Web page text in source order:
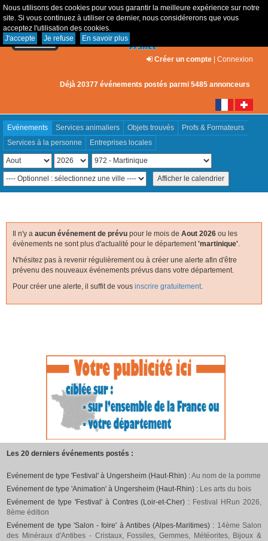
Nous utilisons des cookies pour vous garantir la meilleure expérience sur notre
site. Si vous continuez à utiliser ce dernier, nous considérerons que vous
acceptez l'utilisation des cookies.
J'accepte
Je refuse En savoir plus
Créer un compte | Connexion
Déjà 20377 événements postés parmi 5485 annonceurs
Evénements Services animaliers Objets trouvés
Profs & Formateurs
Services à la personne
Entreprises locales
Il n'y a aucun événement de prévu pour le mois de Aout 2026 ou les
évènements ne sont plus d'actualité pour le département 'martinique'
N'hésitez pas à revenir régulièrement ou à créer une alerte afin d'être
prévenu des nouveaux événements prévus dans votre département.
Pour créer une alerte, il suffit de vous inscrire gratuitement
Les 20 derniers événements postés :
Evénement de type 'Festival' à Ungersheim (Haut-Rhin) :Au nom de la pomme
Evénement de type 'Animation' à Ungersheim (Haut-Rhin) : Les arts du bois
Evénement de type 'Festival' à Contres (Loir-et-Cher) : Festival HRun 2026,
8ème édition
Evénement de type 'Salon - foire' à Antibes (Alpes-Maritimes) : 14ème Salon
des Minéraux d'Antibes - Cristaux, Fossiles, Gemmes, Météorites, Bijoux &